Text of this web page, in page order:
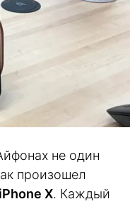
не один
произошел
X. Каждый